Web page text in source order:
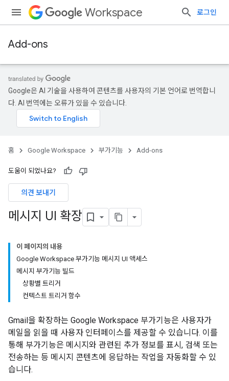
Workspace 로그인
Add-ons
Google은 AI 기술을 사용하여 콘텐츠를 사용자의 기본 언어로 번역합니
다. AI 번역에는 오류가 있을 수 있습니다.
홈 Google Workspace 부가기능 Add-ons
도움이 되었나요?
의견 보내기
메시지 UI 확장
이 페이지의 내용
Google Workspace 부가기능 메시지 UI 액세스
메시지 부가기능 빌드
상황별 트리거
컨텍스트 트리거 함수
Gmail을 확장하는 Google Workspace 부가기능은 사용자가
메일을 읽을 때 사용자 인터페이스를 제공할 수 있습니다. 이를
통해 부가기능은 메시지와 관련된 추가 정보를 표시, 검색 또는
전송하는 등 메시지 콘텐츠에 응답하는 작업을 자동화할 수 있
습니다.